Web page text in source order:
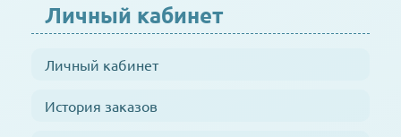
Личный кабинет
Личный кабинет
История заказов